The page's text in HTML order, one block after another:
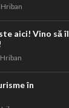
aici! Vino să îl
în